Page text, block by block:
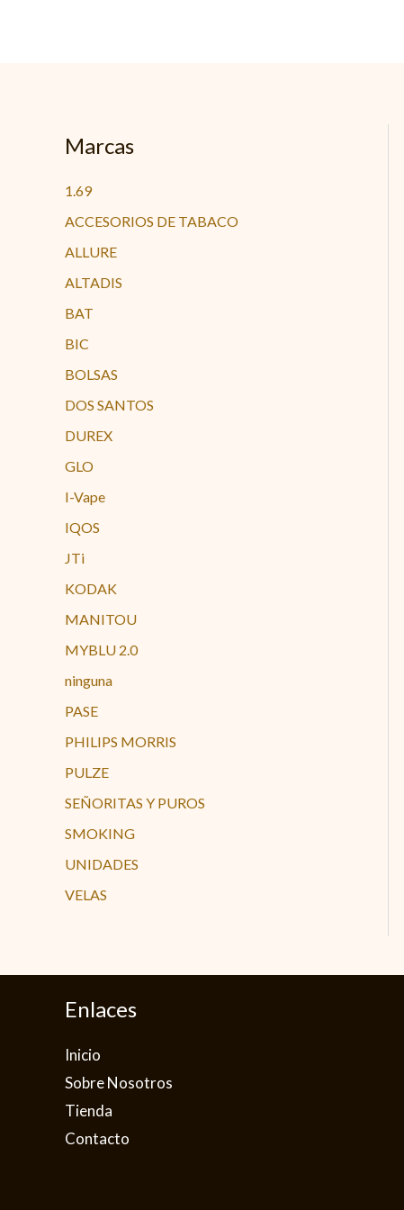
Marcas
1.69
ACCESORIOS DE TABACO
ALLURE
ALTADIS
BAT
BIC
BOLSAS
DOS SANTOS
DUREX
GLO
I-Vape
IQOS
JTi
KODAK
MANITOU
MYBLU 2.0
ninguna
PASE
PHILIPS MORRIS
PULZE
SEÑORITAS Y PUROS
SMOKING
UNIDADES
VELAS
Enlaces
Inicio
Sobre Nosotros
Tienda
Contacto